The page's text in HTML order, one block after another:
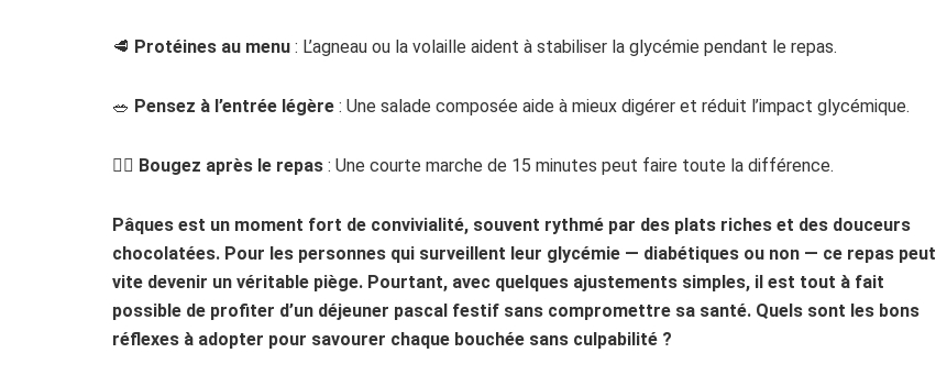
🥩 Protéines au menu : L’agneau ou la volaille aident à stabiliser la glycémie pendant le repas.
🥗 Pensez à l’entrée légère : Une salade composée aide à mieux digérer et réduit l’impact glycémique.
🚶‍♀️ Bougez après le repas : Une courte marche de 15 minutes peut faire toute la différence.
Pâques est un moment fort de convivialité, souvent rythmé par des plats riches et des douceurs
chocolatées. Pour les personnes qui surveillent leur glycémie — diabétiques ou non — ce repas peut
vite devenir un véritable piège. Pourtant, avec quelques ajustements simples, il est tout à fait
possible de profiter d’un déjeuner pascal festif sans compromettre sa santé. Quels sont les bons
réflexes à adopter pour savourer chaque bouchée sans culpabilité ?